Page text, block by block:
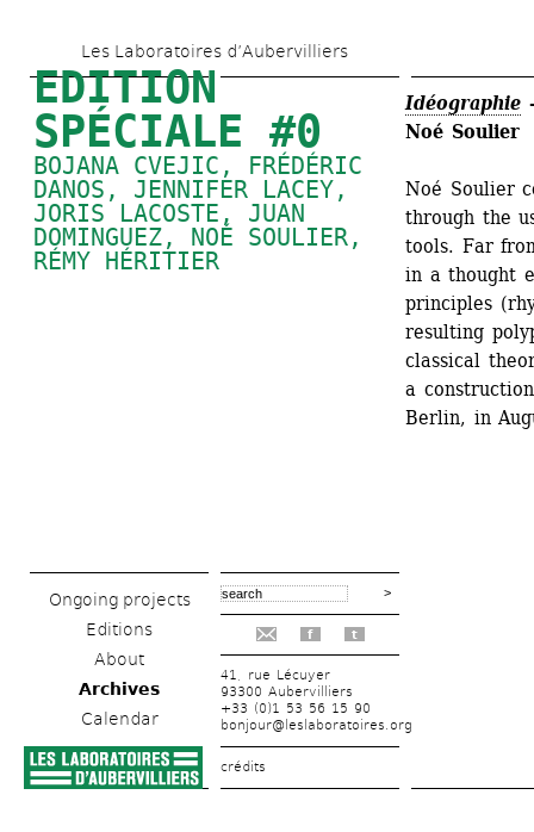
to
main
content
Les Laboratoires d’Aubervilliers
EDITION
SPÉCIALE #0
BOJANA CVEJIC, FRÉDÉRIC
DANOS, JENNIFER LACEY,
JORIS LACOSTE, JUAN
DOMINGUEZ, NOÉ SOULIER,
RÉMY HÉRITIER
Ongoing projects
Editions
About
Archives
Calendar
f t
41, rue Lécuyer
93300 Aubervilliers
+33 (0)1 53 56 15 90
bonjour@leslaboratoires.org
crédits
Idéographie
Noé
Noé Soulier
through the
tools. Far
in a thought
principles
resulting
classical
a
Berlin, in